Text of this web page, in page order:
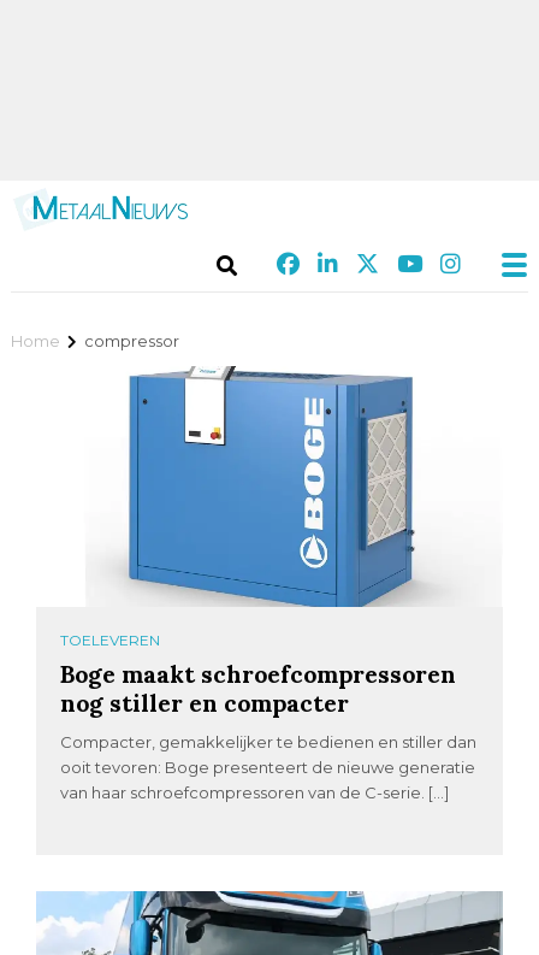
Home compressor
TOELEVEREN
Boge maakt schroefcompressoren
nog stiller en compacter
Compacter, gemakkelijker te bedienen en stiller dan
ooit tevoren: Boge presenteert de nieuwe generatie
van haar schroefcompressoren van de C-serie. […]